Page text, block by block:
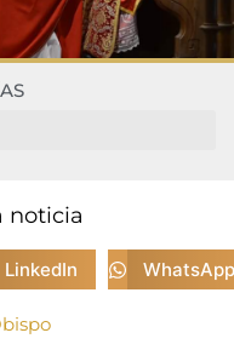
noticia
LinkedIn WhatsApp